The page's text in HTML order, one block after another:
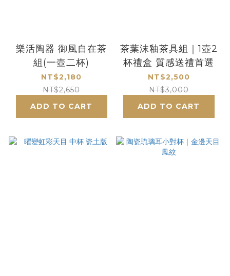
樂活陶器 御風自在茶
組(一壺二杯)
NT$2,180
NT$2,650
ADD TO CART
茶葉沫釉茶具組｜1壺2
杯禮盒 質感送禮首選
NT$2,500
NT$3,000
ADD TO CART